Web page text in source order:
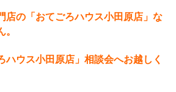
店の「おてごろハウス小田原店」な
ハウス小田原店」相談会へお越しく